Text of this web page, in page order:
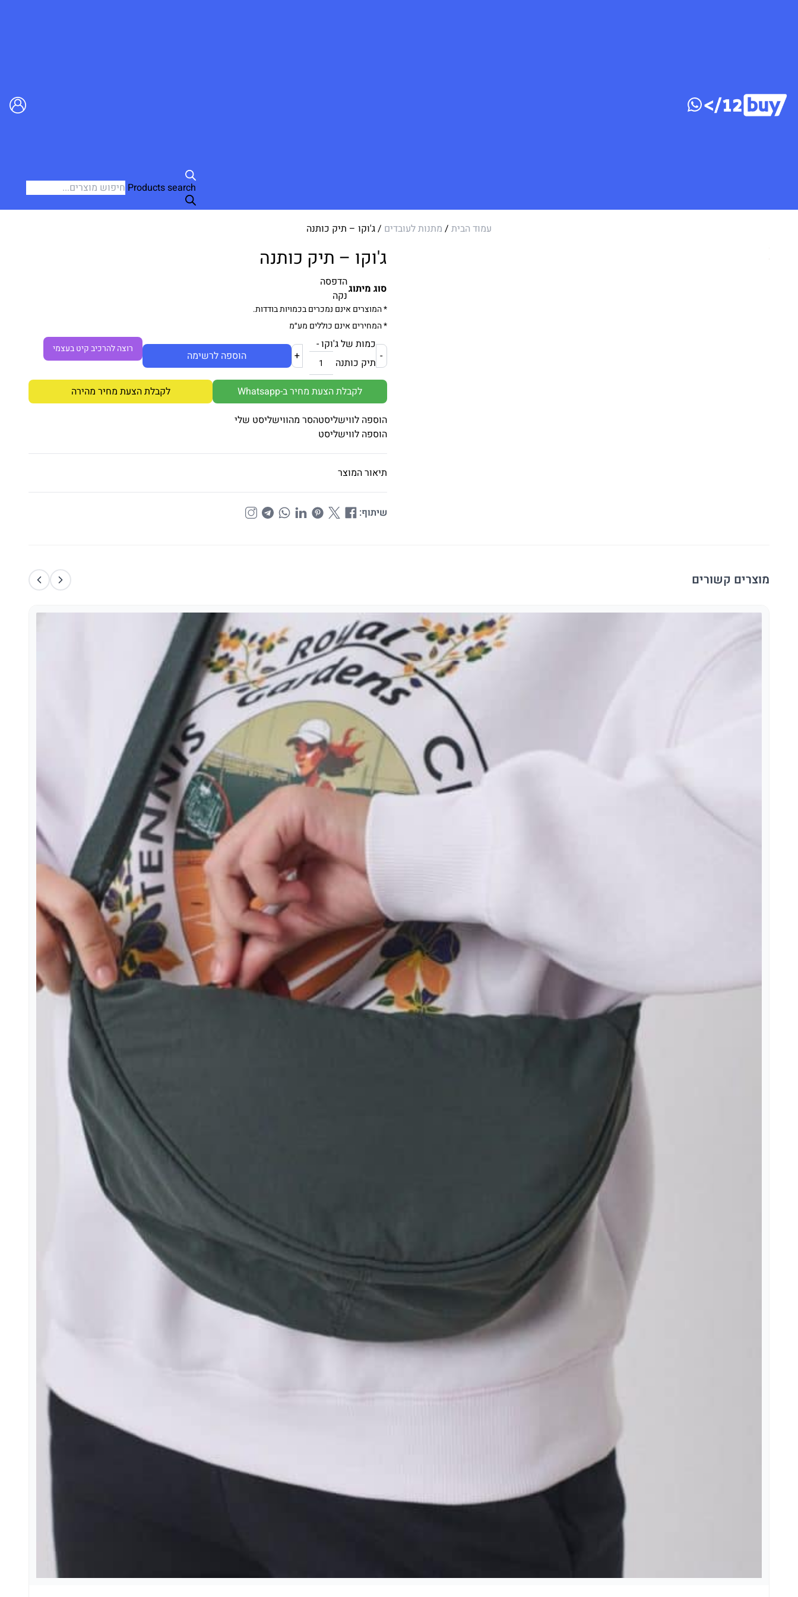
Products search
עמוד הבית / מתנות לעובדים / ג'וקו – תיק כותנה
ג'וקו – תיק כותנה
סוג מיתוגהדפסה
נקה
* המוצרים אינם נמכרים בכמויות בודדות.
* המחירים אינם כוללים מע״מ
-
כמות של ג'וקו -
תיק כותנה
+ הוספה לרשימה
רוצה להרכיב קיט בעצמי
לקבלת הצעת מחיר ב-Whatsapp
לקבלת הצעת מחיר מהירה
הוספה לווישליסטהסר מהווישליסט שלי
הוספה לווישליסט
תיאור המוצר
שיתוף:
מוצרים קשורים